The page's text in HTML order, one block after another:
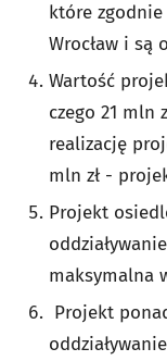
które
Wrocław i są
Wartość
czego 21 mln
realizację
mln zł -
Projekt
maksymalna
Projekt